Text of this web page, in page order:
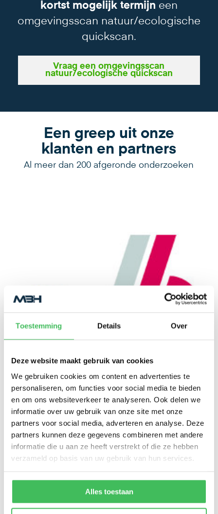
Toestemming Details Over
Deze website maakt gebruik van cookies
We gebruiken cookies om content en advertenties te
personaliseren, om functies voor social media te bieden
en om ons websiteverkeer te analyseren. Ook delen we
informatie over uw gebruik van onze site met onze
partners voor social media, adverteren en analyse. Deze
partners kunnen deze gegevens combineren met andere
informatie die u aan ze heeft verstrekt of die ze hebben
verzameld op basis van uw gebruik van hun services.
Alles toestaan
kortst mogelijk termijn een
omgevingsscan natuur/ecologische
quickscan.
Vraag een omgevingsscan
natuur/ecologische quickscan
Een greep uit onze
klanten en partners
Al meer dan 200 afgeronde onderzoeken